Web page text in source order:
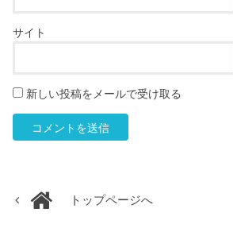
サイト
新しい投稿をメールで受け取る
トップページへ